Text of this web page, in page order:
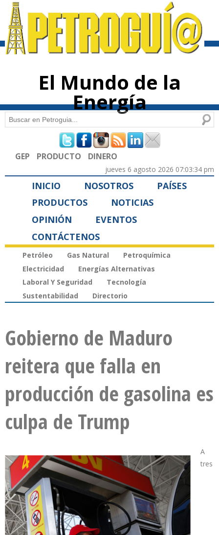
contenido
El Mundo de la
Energía
Formulario de búsqueda
Buscar
GEP PRODUCTO DINERO
jueves 6 agosto 2026 07:03:34 pm
INICIO NOSOTROS
PAÍSES
PRODUCTOS
NOTICIAS
OPINIÓN
EVENTOS
CONTÁCTENOS
Petróleo Gas Natural
Petroquímica
Electricidad
Energías Alternativas
Laboral Y Seguridad
Tecnología
Sustentabilidad
Directorio
Gobierno de Maduro
reitera que falla en
producción de gasolina es
culpa de Trump
A
tres